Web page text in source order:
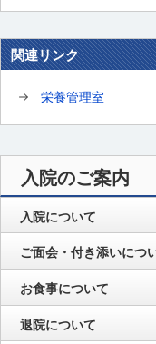
関連リンク
栄養管理室
入院のご案内
入院について
ご面会・付き添いにつ
お食事について
退院について